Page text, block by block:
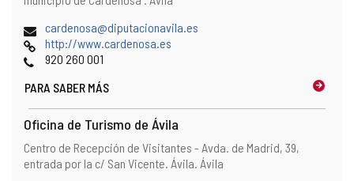
localización
en
el
mapa
Dirección
de
correo
cardenosa@diputacionavila.es
Página
Web
http://www.cardenosa.es
Teléfonos
920 260 001
PARA SABER MÁS
Oficina de Turismo de Ávila
Dirección
y
localización
Dirección
postal
Centro de Recepción de Visitantes - Avda. de Madrid, 39,
entrada por la c/ San Vicente. Ávila. Ávila